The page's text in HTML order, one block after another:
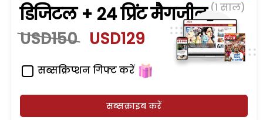
डिजिटल + 24 प्रिंट मैगजीन (1 साल)
USD150 USD129
सब्सक्रिप्शन गिफ्ट करें
सब्सक्राइब करें